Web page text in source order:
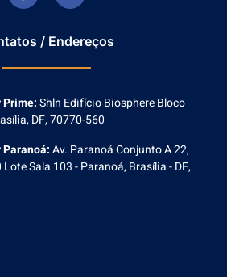
/ Endereços
Prime:Shln Edifício Biosphere Bloco
DF, 70770-560
Av. Paranoá Conjunto A 22,
Sala 103 - Paranoá, Brasília - DF,